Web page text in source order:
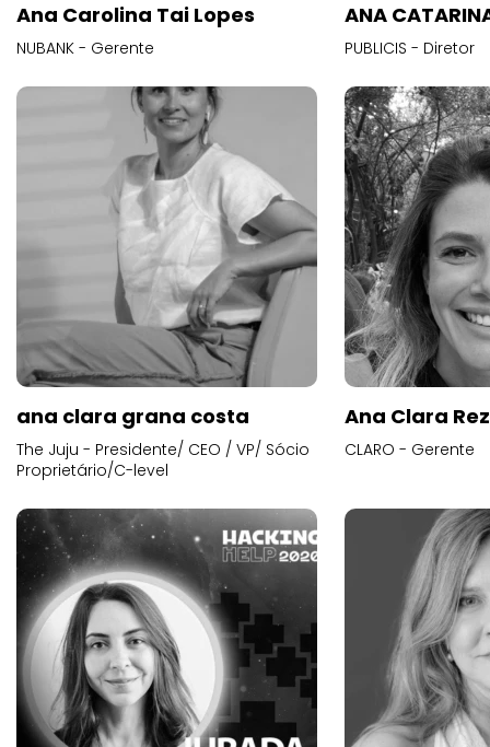
Ana Carolina Tai Lopes
NUBANK - Gerente
ANA
PUBLICIS - Diretor
ana clara grana costa
The Juju - Presidente/ CEO / VP/ Sócio
Proprietário/C-level
Ana Clara
CLARO - Gerente